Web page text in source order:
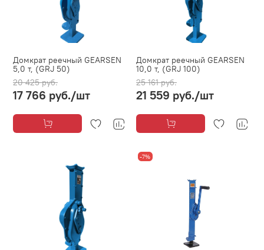
Домкрат реечный GEARSEN
5,0 т, (GRJ 50)
20 425 руб.
17 766 руб./шт
Домкрат реечный GEARSEN
10,0 т, (GRJ 100)
25 161 руб.
21 559 руб./шт
-7%